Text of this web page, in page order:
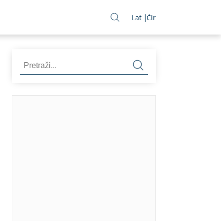
Lat Ćir